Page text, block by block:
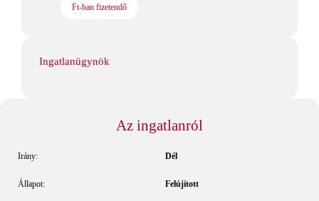
Ft-ban fizetendő
Ingatlanügynök
Az ingatlanról
Irány: Dél
Állapot: Felújított